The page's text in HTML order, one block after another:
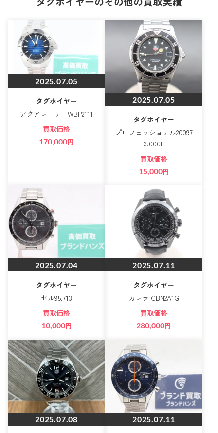
2025.07.05
タグホイヤー
アクアレーサーWBP2111
買取価格
170,000円
2025.07.05
タグホイヤー
プロフェッショナル20097
3.006F
買取価格
15,000円
2025.07.04
タグホイヤー
セル95.713
買取価格
10,000円
2025.07.11
タグホイヤー
カレラ CBN2A1G
買取価格
280,000円
2025.07.08 2025.07.11